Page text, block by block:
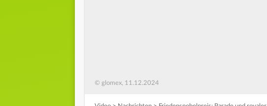
© glomex, 11.12.2024